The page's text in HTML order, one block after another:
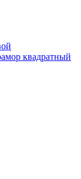
квадратный